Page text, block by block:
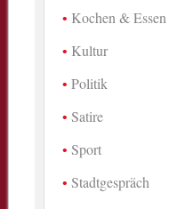
Kochen & Essen
Kultur
Politik
Satire
Sport
Stadtgespräch